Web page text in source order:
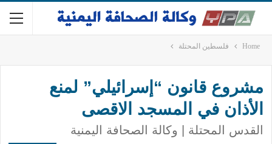
Home فلسطين المحتلة
مشروع قانون “إسرائيلي” لمنع
الأذان في المسجد الاقصى
القدس المحتلة | وكالة الصحافة اليمنية